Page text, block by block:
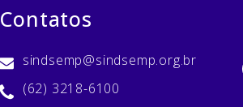
Contatos
sindsemp@sindsemp.org.br
(62) 3218-6100